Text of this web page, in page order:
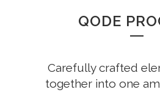
QODE
Carefully crafted
together into one